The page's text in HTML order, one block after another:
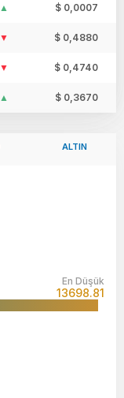
$ 0,0007
$ 0,4880
$ 0,4740
$ 0,3670
ALTIN
En Düşük
13698.81